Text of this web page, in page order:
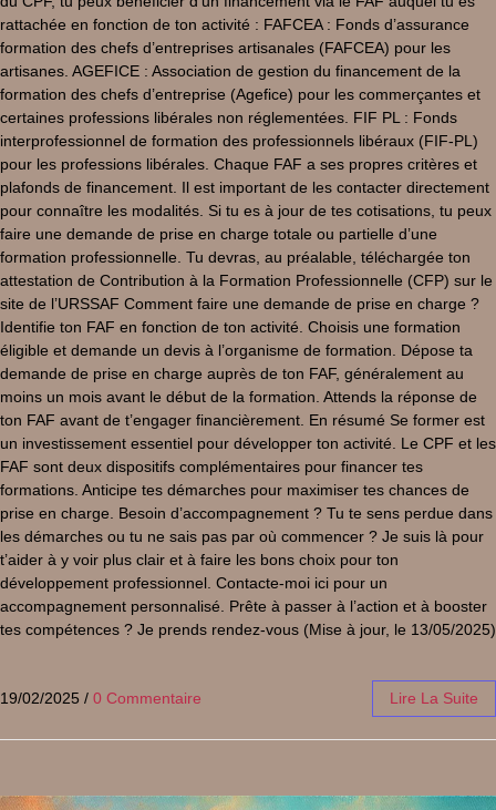
rattachée en fonction de ton activité : FAFCEA : Fonds d’assurance
formation des chefs d’entreprises artisanales (FAFCEA) pour les
artisanes. AGEFICE : Association de gestion du financement de la
formation des chefs d’entreprise (Agefice) pour les commerçantes et
certaines professions libérales non réglementées. FIF PL : Fonds
interprofessionnel de formation des professionnels libéraux (FIF-PL)
pour les professions libérales. Chaque FAF a ses propres critères et
plafonds de financement. Il est important de les contacter directement
pour connaître les modalités. Si tu es à jour de tes cotisations, tu peux
faire une demande de prise en charge totale ou partielle d’une
formation professionnelle. Tu devras, au préalable, téléchargée ton
attestation de Contribution à la Formation Professionnelle (CFP) sur le
site de l’URSSAF Comment faire une demande de prise en charge ?
Identifie ton FAF en fonction de ton activité. Choisis une formation
éligible et demande un devis à l’organisme de formation. Dépose ta
demande de prise en charge auprès de ton FAF, généralement au
moins un mois avant le début de la formation. Attends la réponse de
ton FAF avant de t’engager financièrement. En résumé Se former est
un investissement essentiel pour développer ton activité. Le CPF et les
FAF sont deux dispositifs complémentaires pour financer tes
formations. Anticipe tes démarches pour maximiser tes chances de
prise en charge. Besoin d’accompagnement ? Tu te sens perdue dans
les démarches ou tu ne sais pas par où commencer ? Je suis là pour
t’aider à y voir plus clair et à faire les bons choix pour ton
développement professionnel. Contacte-moi ici pour un
accompagnement personnalisé. Prête à passer à l’action et à booster
tes compétences ? Je prends rendez-vous (Mise à jour, le 13/05/2025)
19/02/2025 / 0 Commentaire Lire La Suite